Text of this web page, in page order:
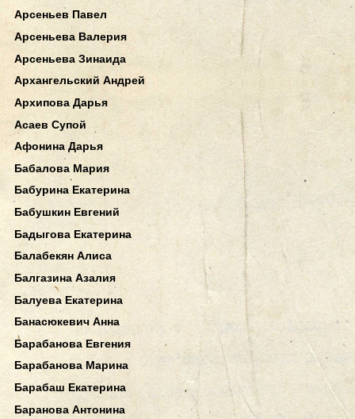
Арсеньев Павел
Арсеньева Валерия
Арсеньева Зинаида
Архангельский Андрей
Архипова Дарья
Асаев Супой
Афонина Дарья
Бабалова Мария
Бабурина Екатерина
Бабушкин Евгений
Бадыгова Екатерина
Балабекян Алиса
Балгазина Азалия
Балуева Екатерина
Банасюкевич Анна
Барабанова Евгения
Барабанова Марина
Барабаш Екатерина
Баранова Антонина